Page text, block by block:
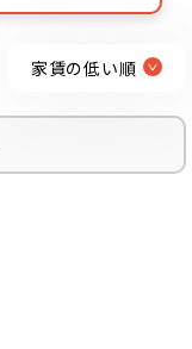
家賃の低い順